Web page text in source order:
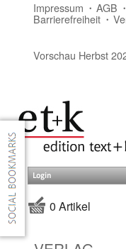
Impressum AGB
Barrierefreiheit
Vorschau Herbst
Login
0 Artikel